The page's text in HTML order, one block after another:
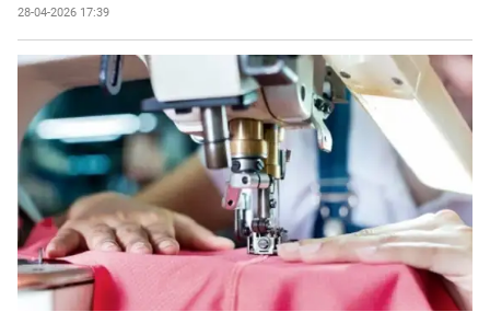
28-04-2026 17:39